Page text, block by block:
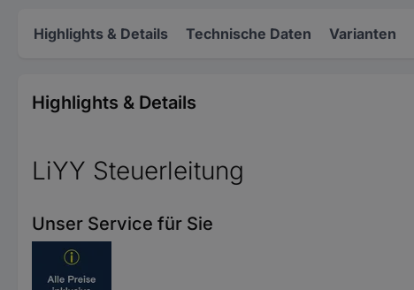
Highlights & Details Technische Daten Varianten
Highlights & Details
LiYY Steuerleitung
Unser Service für Sie